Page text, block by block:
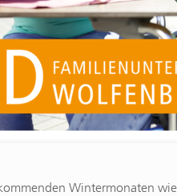
Wintermonaten